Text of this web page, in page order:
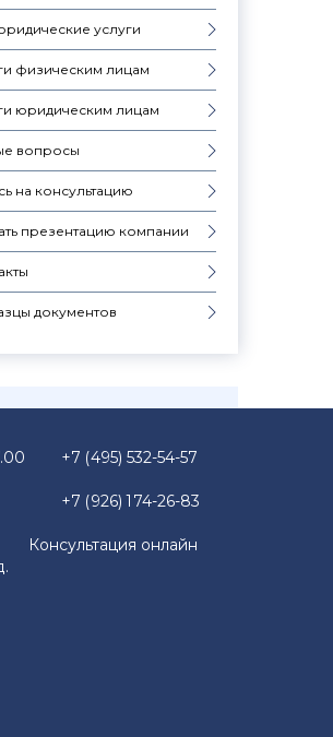
услуги
физическим лицам
юридическим лицам
вопросы
на консультацию
презентацию компании
документов
+7 (495) 532-54-57
+7 (926) 174-26-83
Консультация онлайн